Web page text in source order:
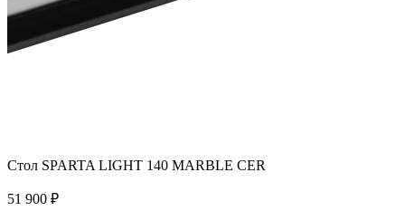
Стол SPARTA LIGHT 140 MARBLE CER
51 900 ₽